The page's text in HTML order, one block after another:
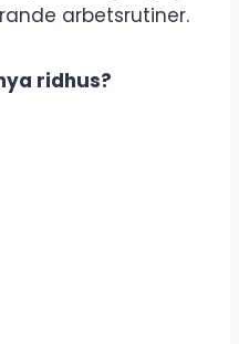
arbetsrutiner.
ridhus?